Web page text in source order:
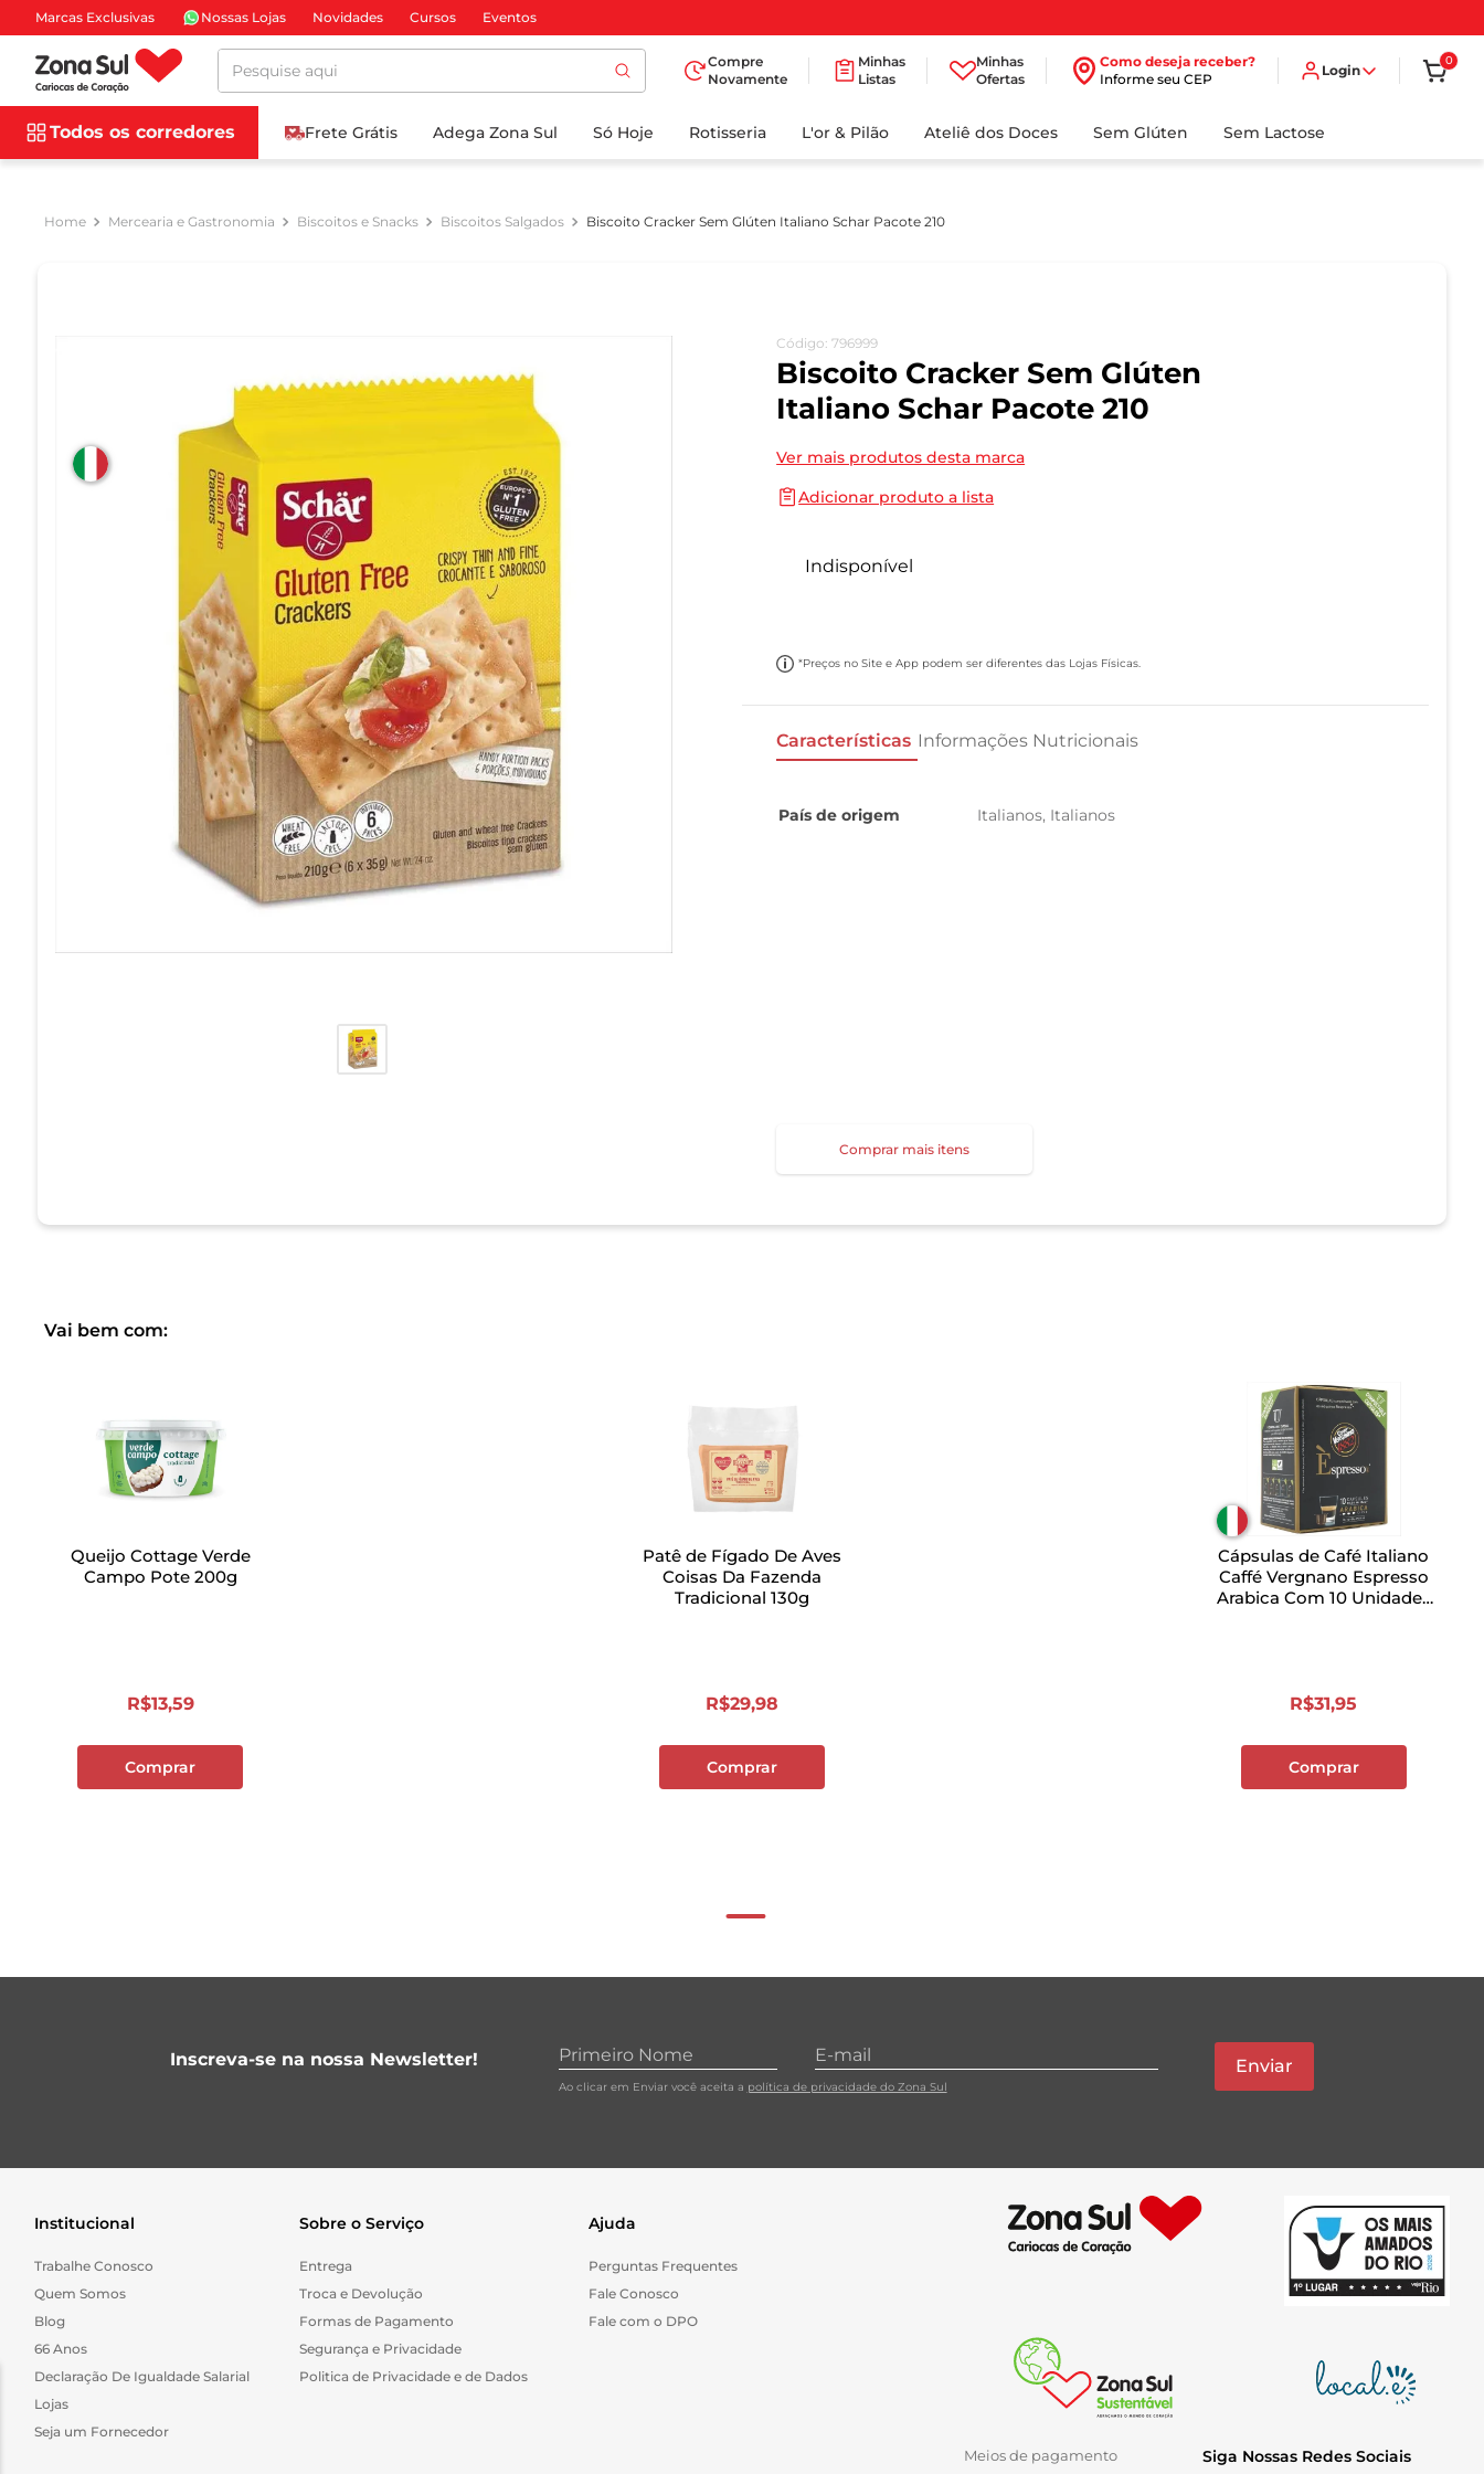
Marcas Exclusivas Nossas Lojas Novidades Cursos Eventos
Pesquise aqui
Compre
Novamente
Minhas
Listas
Minhas
Ofertas
Como deseja receber?
Informe seu CEP
Login
0
Todos os corredores Frete Grátis Adega Zona Sul Só Hoje Rotisseria L'or & Pilão Ateliê dos Doces Sem Glúten Sem Lactose
Mercearia e Gastronomia Biscoitos e Snacks Biscoitos Salgados Biscoito Cracker Sem Glúten Italiano Schar Pacote 210
Código:796999
Biscoito Cracker Sem Glúten
Italiano Schar Pacote 210
Ver mais produtos desta marca
Adicionar produto a lista
Indisponível
*Preços no Site e App podem ser diferentes das Lojas Físicas.
Características Informações Nutricionais
País de origem Italianos, Italianos
Comprar mais itens
Vai bem com:
Queijo Cottage Verde
Campo Pote 200g
R$13,59
Comprar
Patê de Fígado De Aves
Coisas Da Fazenda
Tradicional 130g
R$29,98
Comprar
Cápsulas de Café Italiano
Caffé Vergnano Espresso
Arabica Com 10 Unidades
R$31,95
Comprar
Inscreva-se na nossa Newsletter!
Ao clicar em Enviar você aceita a política de privacidade do Zona Sul
Enviar
Institucional
Trabalhe Conosco
Quem Somos
Blog
66 Anos
Declaração De Igualdade Salarial
Lojas
Seja um Fornecedor
Sobre o Serviço
Entrega
Troca e Devolução
Formas de Pagamento
Segurança e Privacidade
Politica de Privacidade e de Dados
Ajuda
Perguntas Frequentes
Fale Conosco
Fale com o DPO
Meios de pagamento Siga Nossas Redes Sociais
BUSCADOS